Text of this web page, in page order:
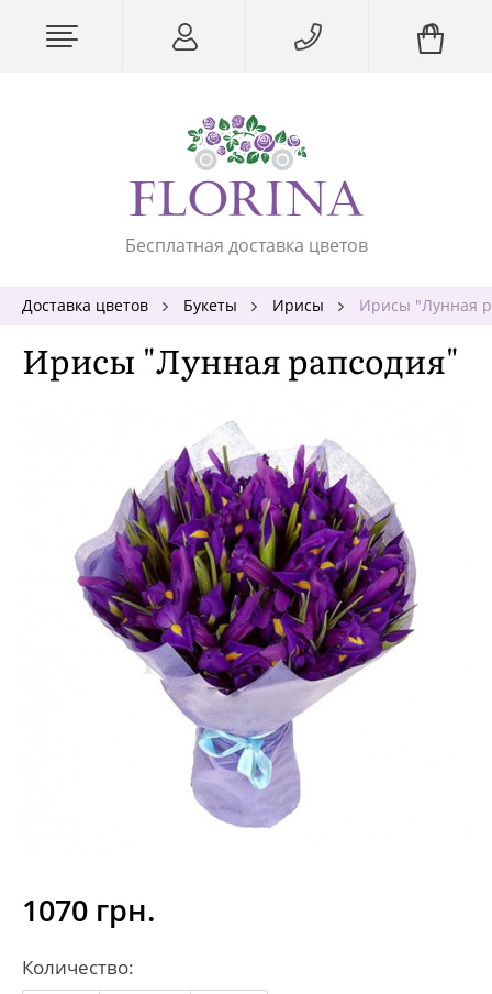
Бесплатная доставка цветов
Доставка цветов Букеты Ирисы Ирисы "Лунная
Ирисы "Лунная рапсодия"
1070 грн.
Количество: